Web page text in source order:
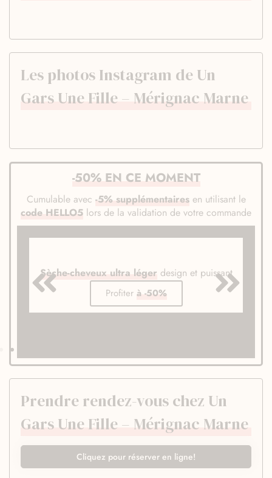
Les photos Instagram de Un
Gars Une Fille – Mérignac Marne
-50% EN CE MOMENT
Cumulable avec -5% supplémentairesen utilisant le
code HELLO5 lors de la validation de votre commande
Sèche-cheveux ultra léger design et puissant
Profiter à -50%
Prendre rendez-vous chez Un
Gars Une Fille – Mérignac Marne
Cliquez pour réserver en ligne!